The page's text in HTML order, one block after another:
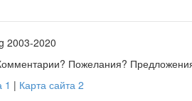
2003-2020
Пожелания?
1 | Карта сайта 2